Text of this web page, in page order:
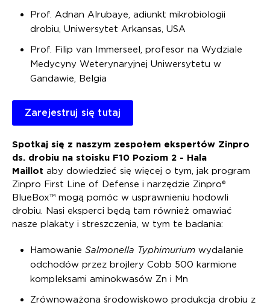
Prof. Adnan Alrubaye, adiunkt mikrobiologii
drobiu, Uniwersytet Arkansas, USA
Prof. Filip van Immerseel, profesor na Wydziale
Medycyny Weterynaryjnej Uniwersytetu w
Gandawie, Belgia
Zarejestruj się tutaj
Spotkaj się z naszym zespołem ekspertów Zinpro
ds. drobiu na stoisku F10 Poziom 2 - Hala
Maillot aby dowiedzieć się więcej o tym, jak program
Zinpro First Line of Defense i narzędzie Zinpro®
BlueBox™ mogą pomóc w usprawnieniu hodowli
drobiu. Nasi eksperci będą tam również omawiać
nasze plakaty i streszczenia, w tym te badania:
Hamowanie Salmonella Typhimurium wydalanie
odchodów przez brojlery Cobb 500 karmione
kompleksami aminokwasów Zn i Mn
Zrównoważona środowiskowo produkcja drobiu z